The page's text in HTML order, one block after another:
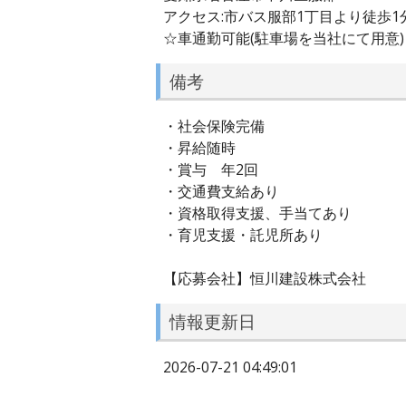
アクセス:市バス服部1丁目より徒歩1
☆車通勤可能(駐車場を当社にて用意)
備考
・社会保険完備
・昇給随時
・賞与 年2回
・交通費支給あり
・資格取得支援、手当てあり
・育児支援・託児所あり
【応募会社】恒川建設株式会社
情報更新日
2026-07-21 04:49:01